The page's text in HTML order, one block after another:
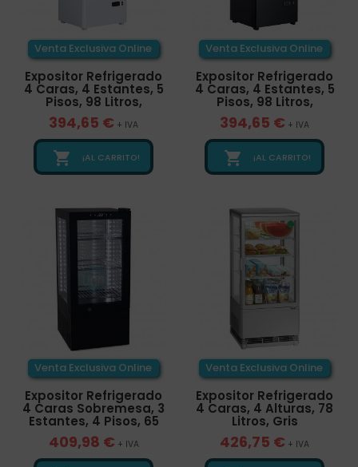
Venta Exclusiva Online
Expositor Refrigerado
4 Caras, 4 Estantes, 5
Pisos, 98 Litros,
394,65 € + IVA
 ¡AL CARRITO!
Venta Exclusiva Online
Expositor Refrigerado
4 Caras, 4 Estantes, 5
Pisos, 98 Litros,
394,65 € + IVA
 ¡AL CARRITO!
Venta Exclusiva Online
Expositor Refrigerado
4 Caras Sobremesa, 3
Estantes, 4 Pisos, 65
409,98 € + IVA
Venta Exclusiva Online
Expositor Refrigerado
4 Caras, 4 Alturas, 78
Litros, Gris
426,75 € + IVA